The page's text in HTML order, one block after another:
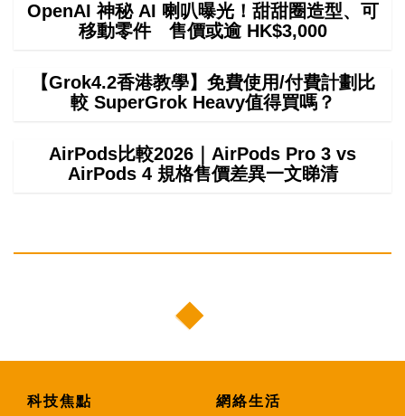
OpenAI 神秘 AI 喇叭曝光！甜甜圈造型、可
移動零件 售價或逾 HK$3,000
【Grok4.2香港教學】免費使用/付費計劃比
較 SuperGrok Heavy值得買嗎？
AirPods比較2026｜AirPods Pro 3 vs
AirPods 4 規格售價差異一文睇清
科技焦點 網絡生活